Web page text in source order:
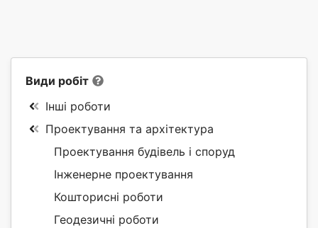
Види робіт
Інші роботи
Проектування та архітектура
Проектування будівель і споруд
Інженерне проектування
Кошторисні роботи
Геодезичні роботи